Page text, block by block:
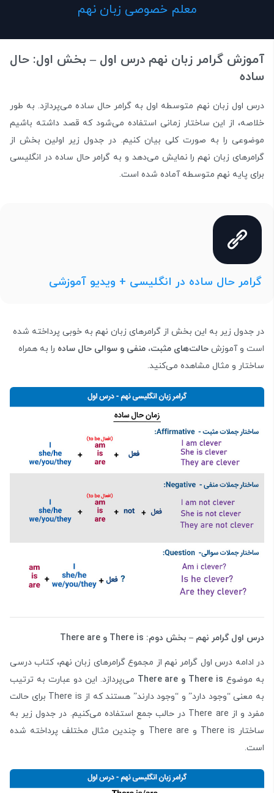
معلم خصوصی زبان نهم
آموزش گرامر زبان نهم درس اول – بخش اول: حال
ساده
درس اول زبان نهم متوسطه اول به گرامر حال ساده می‌پردازد. به طور
خلاصه، از این ساختار زمانی استفاده می‌شود که قصد داشته باشیم
موضوعی را به صورت کلی بیان کنیم. در جدول زیر اولین بخش از
گرامرهای زبان نهم را نمایش می‌دهد و به گرامر حال ساده در انگلیسی
برای پایه نهم متوسطه آماده شده است.
گرامر حال ساده در انگلیسی + ویدیو آموزشی
در جدول زیر به این بخش از گرامرهای زبان نهم به خوبی پرداخته شده
است و آموزش حالت‌های مثبت، منفی و سوالی حال ساده را به همراه
ساختار و مثال مشاهده می‌کنید.
درس اول گرامر نهم – بخش دوم: There is و There are
در ادامه درس اول گرامر نهم از مجموع گرامرهای زبان نهم، کتاب درسی
به موضوع There is و There are می‌پردازد. این دو عبارت به ترتیب
به معنی “وجود دارد” و “وجود دارند” هستند که از There is برای حالت
مفرد و از There are در حالب جمع استفاده می‌کنیم. در جدول زیر به
ساختار There is و There are و چندین مثال مختلف پرداخته شده
است.